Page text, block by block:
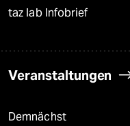
taz lab Infobrief
Veranstaltungen
Demnächst